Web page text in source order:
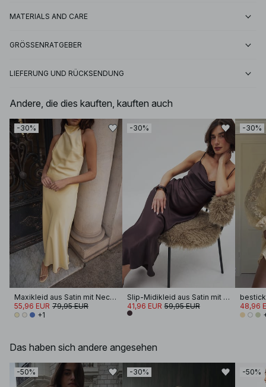
MATERIALS AND CARE
GRÖSSENRATGEBER
LIEFERUNG UND RÜCKSENDUNG
Andere, die dies kauften, kauften auch
-30%
Maxikleid aus Satin mit Neckholder
55,96 EUR 79,95 EUR
+1
-30%
Slip-Midikleid aus Satin mit Faltendetail
41,96 EUR 59,95 EUR
-30%
48,96
Das haben sich andere angesehen
-50% -30% -50%